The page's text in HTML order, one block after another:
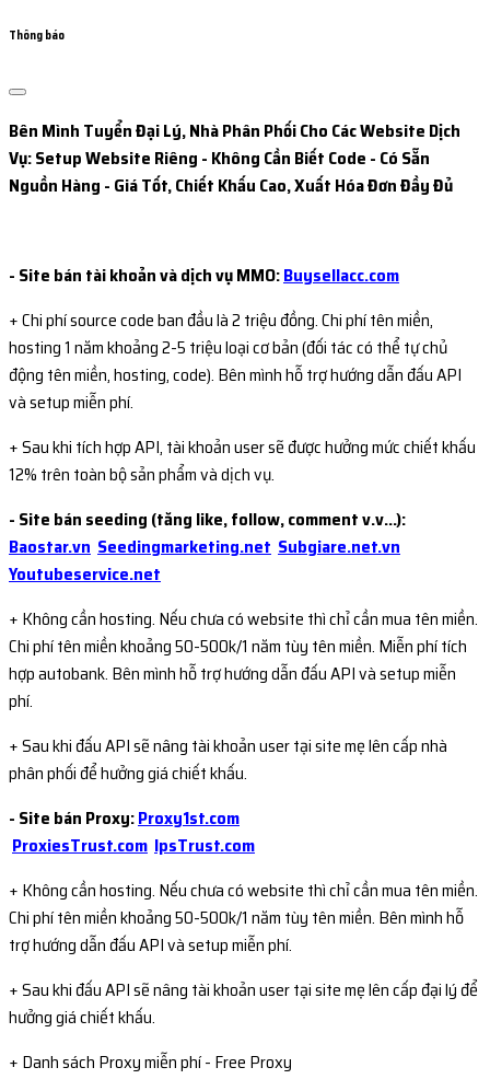
Thông báo
Bên Mình Tuyển Đại Lý, Nhà Phân Phối Cho Các Website Dịch
Vụ: Setup Website Riêng - Không Cần Biết Code - Có Sẵn
Nguồn Hàng - Giá Tốt, Chiết Khấu Cao, Xuất Hóa Đơn Đầy Đủ
- Site bán tài khoản và dịch vụ MMO:Buysellacc.com
+ Chi phí source code ban đầu là 2 triệu đồng. Chi phí tên miền,
hosting 1 năm khoảng 2-5 triệu loại cơ bản (đối tác có thể tự chủ
động tên miền, hosting, code). Bên mình hỗ trợ hướng dẫn đấu API
và setup miễn phí.
+ Sau khi tích hợp API, tài khoản user sẽ được hưởng mức chiết khấu
12% trên toàn bộ sản phẩm và dịch vụ.
- Site bán seeding (tăng like, follow, comment v.v...):
Baostar.vn Seedingmarketing.net Subgiare.net.vn
Youtubeservice.net
+ Không cần hosting. Nếu chưa có website thì chỉ cần mua tên miền.
Chi phí tên miền khoảng 50-500k/1 năm tùy tên miền. Miễn phí tích
hợp autobank. Bên mình hỗ trợ hướng dẫn đấu API và setup miễn
phí.
+ Sau khi đấu API sẽ nâng tài khoản user tại site mẹ lên cấp nhà
phân phối để hưởng giá chiết khấu.
- Site bán Proxy:Proxy1st.com
ProxiesTrust.com IpsTrust.com
+ Không cần hosting. Nếu chưa có website thì chỉ cần mua tên miền.
Chi phí tên miền khoảng 50-500k/1 năm tùy tên miền. Bên mình hỗ
trợ hướng dẫn đấu API và setup miễn phí.
+ Sau khi đấu API sẽ nâng tài khoản user tại site mẹ lên cấp đại lý để
hưởng giá chiết khấu.
+ Danh sách Proxy miễn phí - Free Proxy